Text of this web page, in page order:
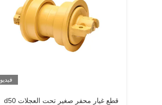
فيديو
قطع غيار محفر صغير تحت العجلات d50